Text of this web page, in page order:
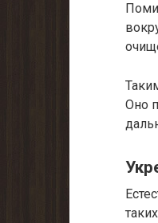
Оно